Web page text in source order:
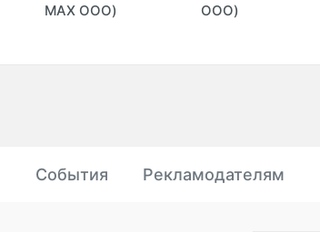
MAX ООО)
ООО)
События Рекламодателям